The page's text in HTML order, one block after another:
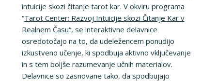
intuicije skozi čitanje tarot kar. V okviru programa
“Tarot Center: Razvoj Intuicije skozi Čitanje Kar v
Realnem Času“, se interaktivne delavnice
osredotočajo na to, da udeležencem ponudijo
izkustveno učenje, ki spodbuja aktivno vključevanje
in s tem boljše razumevanje učnih materialov.
Delavnice so zasnovane tako, da spodbujajo